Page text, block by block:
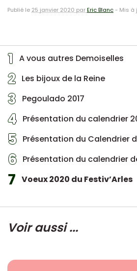
1 A vous autres Demoiselles
2 Les bijoux de la Reine
3 Pegoulado 2017
4 Présentation du calendrier
5 Présentation du Calendrier
6 Présentation du calendrier
7 Voeux 2020 du Festiv’Arles
Publié le 25 janvier 2020 parEric Blanc- Mis à
Voir aussi ...